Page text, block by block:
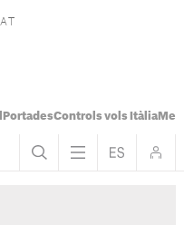
PortadesControls vols Itàlia